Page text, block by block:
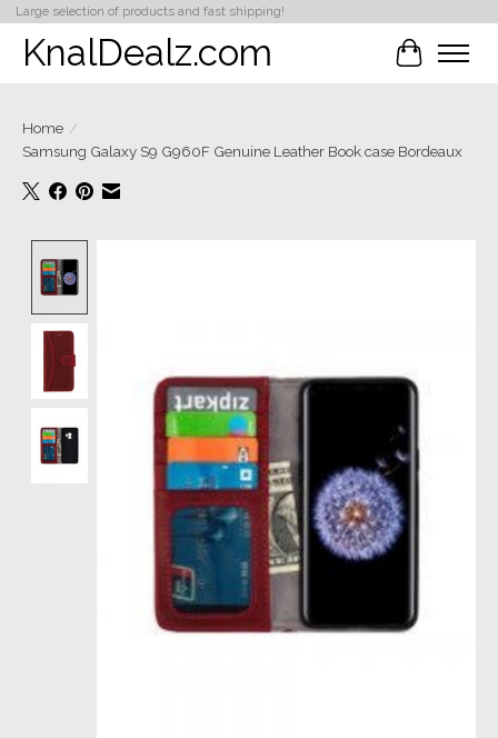
Large selection of products and fast shipping!
KnalDealz.com
Home /
Samsung Galaxy S9 G960F Genuine Leather Book case Bordeaux